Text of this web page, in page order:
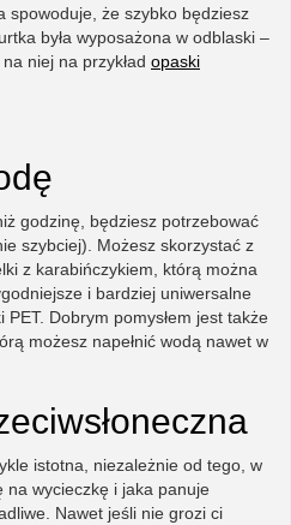
spowoduje, że szybko będziesz
była wyposażona w odblaski –
niej na przykład opaski
godzinę, będziesz potrzebować
szybciej). Możesz skorzystać z
z karabińczykiem, którą można
i bardziej uniwersalne
PET. Dobrym pomysłem jest także
możesz napełnić wodą nawet w
istotna, niezależnie od tego, w
na wycieczkę i jaka panuje
Nawet jeśli nie grozi ci